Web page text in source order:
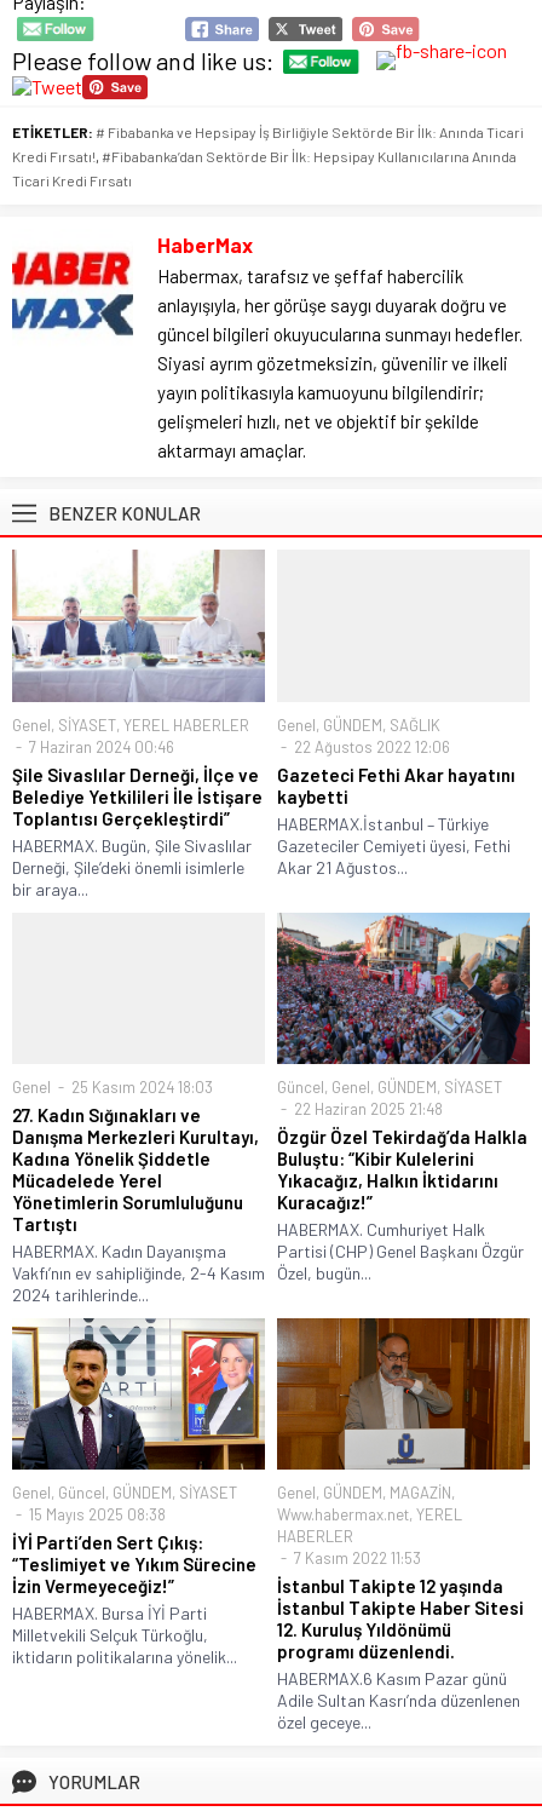
Please follow and like us:
ETİKETLER: # Fibabanka ve Hepsipay İş Birliğiyle Sektörde Bir İlk: Anında Ticari
Kredi Fırsatı!, #Fibabanka’dan Sektörde Bir İlk: Hepsipay Kullanıcılarına Anında
Ticari Kredi Fırsatı
HaberMax
Habermax, tarafsız ve şeffaf habercilik
anlayışıyla, her görüşe saygı duyarak doğru ve
güncel bilgileri okuyucularına sunmayı hedefler.
Siyasi ayrım gözetmeksizin, güvenilir ve ilkeli
yayın politikasıyla kamuoyunu bilgilendirir;
gelişmeleri hızlı, net ve objektif bir şekilde
aktarmayı amaçlar.
BENZER KONULAR
Genel, SİYASET, YEREL HABERLER
7 Haziran 2024 00:46
Şile Sivaslılar Derneği, İlçe ve
Belediye Yetkilileri İle İstişare
Toplantısı Gerçekleştirdi”
HABERMAX. Bugün, Şile Sivaslılar
Derneği, Şile’deki önemli isimlerle
bir araya...
Genel, GÜNDEM, SAĞLIK
22 Ağustos 2022 12:06
Gazeteci Fethi Akar hayatını
kaybetti
HABERMAX.İstanbul – Türkiye
Gazeteciler Cemiyeti üyesi, Fethi
Akar 21 Ağustos...
Genel 25 Kasım 2024 18:03
27. Kadın Sığınakları ve
Danışma Merkezleri Kurultayı,
Kadına Yönelik Şiddetle
Mücadelede Yerel
Yönetimlerin Sorumluluğunu
Tartıştı
HABERMAX. Kadın Dayanışma
Vakfı’nın ev sahipliğinde, 2-4 Kasım
2024 tarihlerinde...
Güncel, Genel, GÜNDEM, SİYASET
22 Haziran 2025 21:48
Özgür Özel Tekirdağ’da Halkla
Buluştu: “Kibir Kulelerini
Yıkacağız, Halkın İktidarını
Kuracağız!”
HABERMAX. Cumhuriyet Halk
Partisi (CHP) Genel Başkanı Özgür
Özel, bugün...
Genel, Güncel, GÜNDEM, SİYASET
15 Mayıs 2025 08:38
İYİ Parti’den Sert Çıkış:
“Teslimiyet ve Yıkım Sürecine
İzin Vermeyeceğiz!”
HABERMAX. Bursa İYİ Parti
Milletvekili Selçuk Türkoğlu,
iktidarın politikalarına yönelik...
Genel, GÜNDEM, MAGAZİN,
Www.habermax.net, YEREL
HABERLER
7 Kasım 2022 11:53
İstanbul Takipte 12 yaşında
İstanbul Takipte Haber Sitesi
12. Kuruluş Yıldönümü
programı düzenlendi.
HABERMAX.6 Kasım Pazar günü
Adile Sultan Kasrı’nda düzenlenen
özel geceye...
YORUMLAR